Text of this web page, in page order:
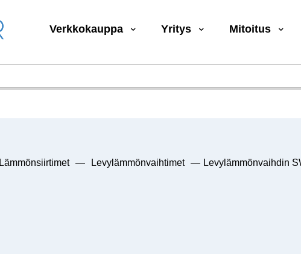
Verkkokauppa Yritys Mitoitus
Lämmönsiirtimet — Levylämmönvaihtimet — Levylämmönvaihdin